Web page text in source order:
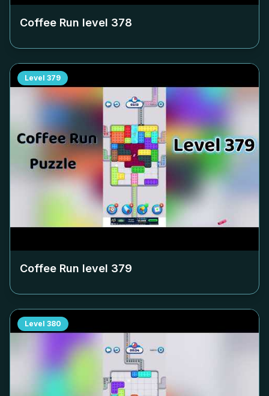
Coffee Run level 378
Level 379
Coffee Run level 379
Level 380